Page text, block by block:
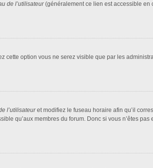
de l’utilisateur(généralement ce lien est accessible en
cette option vous ne serez visible que par les
l’utilisateuret modifiez le fuseau horaire afin qu’il
qu’aux membres du forum. Donc si vous n’êtes pas